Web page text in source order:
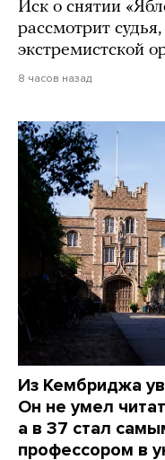
Иск о снятии
рассмотрит
экстремистской
8 часов назад
Из Кембриджа
Он не умел
а в 37 стал
профессором в